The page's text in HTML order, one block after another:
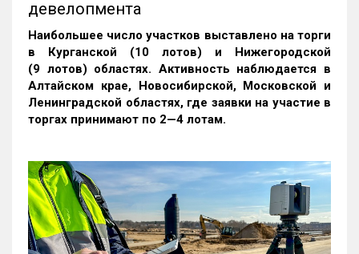
девелопмента
Наибольшее число участков выставлено на торги
в Курганской (10 лотов) и Нижегородской
(9 лотов) областях. Активность наблюдается в
Алтайском крае, Новосибирской, Московской и
Ленинградской областях, где заявки на участие в
торгах принимают по 2—4 лотам.